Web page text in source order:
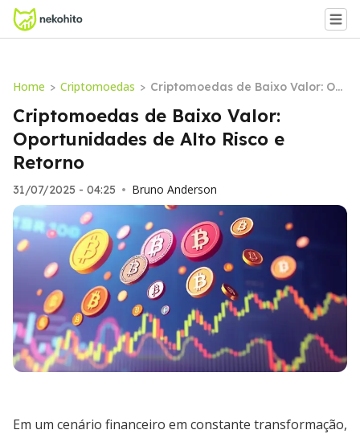
Home > Criptomoedas > Criptomoedas de Baixo Valor: Op
ortunidades de Alto Risco e Retor
no
Criptomoedas de Baixo Valor:
Oportunidades de Alto Risco e
Retorno
31/07/2025 - 04:25 • Bruno Anderson
Em um cenário financeiro em constante transformação,